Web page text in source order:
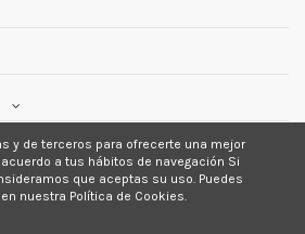
y de terceros para ofrecerte una mejor
a tus hábitos de navegación Si
que aceptas su uso. Puedes
nuestra Política de Cookies.